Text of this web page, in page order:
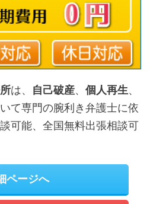
は、 自己破産、 個人再生、
て専門の腕利き弁護士に依
可能、全国無料出張相談可
ページへ